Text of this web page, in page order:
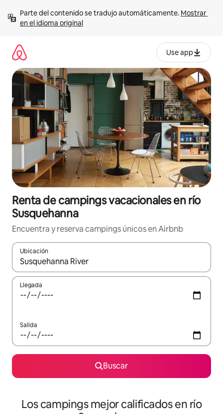
contenido
Parte del contenido se tradujo automáticamente. Mostrar
en el idioma original
Use app
Renta de campings vacacionales en río
Susquehanna
Encuentra y reserva campings únicos en Airbnb
Ubicación
Cuando los resultados estén disponibles, podrás navegar
Llegada
Salida
Buscar
Los campings mejor calificados en río